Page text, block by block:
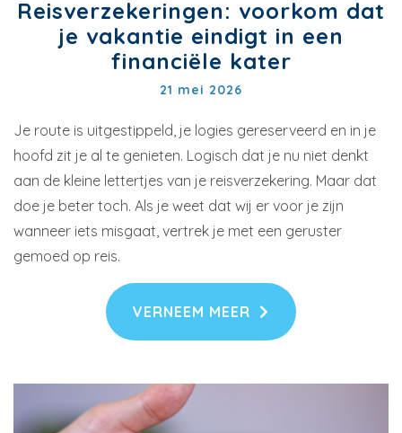
Reisverzekeringen: voorkom dat
je vakantie eindigt in een
financiële kater
21 mei 2026
Je route is uitgestippeld, je logies gereserveerd en in je
hoofd zit je al te genieten. Logisch dat je nu niet denkt
aan de kleine lettertjes van je reisverzekering. Maar dat
doe je beter toch. Als je weet dat wij er voor je zijn
wanneer iets misgaat, vertrek je met een geruster
gemoed op reis.
VERNEEM MEER